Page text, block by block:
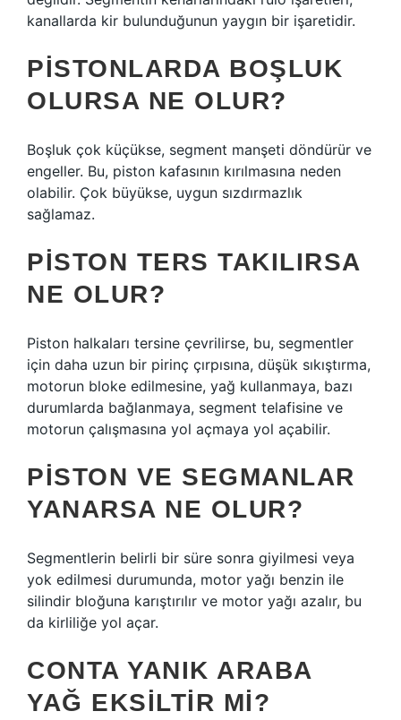
kanallarda kir bulunduğunun yaygın bir işaretidir.
PISTONLARDA BOŞLUK
OLURSA NE OLUR?
Boşluk çok küçükse, segment manşeti döndürür ve
engeller. Bu, piston kafasının kırılmasına neden
olabilir. Çok büyükse, uygun sızdırmazlık
sağlamaz.
PISTON TERS TAKILIRSA
NE OLUR?
Piston halkaları tersine çevrilirse, bu, segmentler
için daha uzun bir pirinç çırpısına, düşük sıkıştırma,
motorun bloke edilmesine, yağ kullanmaya, bazı
durumlarda bağlanmaya, segment telafisine ve
motorun çalışmasına yol açmaya yol açabilir.
PISTON VE SEGMANLAR
YANARSA NE OLUR?
Segmentlerin belirli bir süre sonra giyilmesi veya
yok edilmesi durumunda, motor yağı benzin ile
silindir bloğuna karıştırılır ve motor yağı azalır, bu
da kirliliğe yol açar.
CONTA YANIK ARABA
YAĞ EKSILTIR MI?